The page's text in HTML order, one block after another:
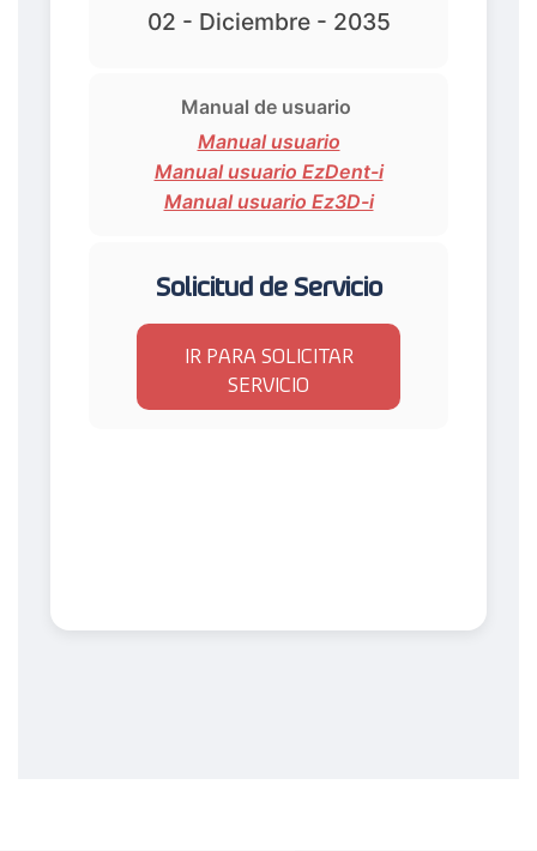
02 - Diciembre - 2035
Manual de usuario
Manual usuario
Manual usuario EzDent-i
Manual usuario Ez3D-i
Solicitud de Servicio
IR PARA SOLICITAR
SERVICIO